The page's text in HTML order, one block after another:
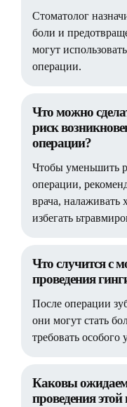
Стоматолог
боли и
могут
операции.
Что можно
риск
операции?
Чтобы уменьшить
операции,
врача, налаживать
избегать
Что случится с
проведения
После операции
они могут стать
требовать особого
Каковы
проведения